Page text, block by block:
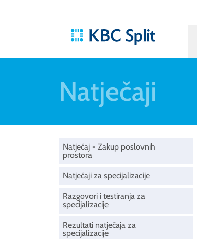
Natječaji
Natječaj - Zakup poslovnih
prostora
Natječaji za specijalizacije
Razgovori i testiranja za
specijalizacije
Rezultati natječaja za
specijalizacije